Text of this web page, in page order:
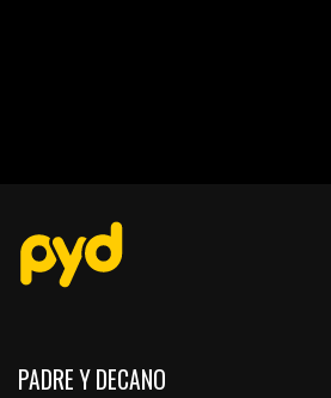
PADRE Y DECANO